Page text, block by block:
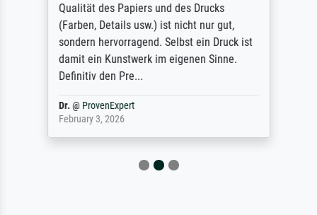
Qualität des Papiers und des Drucks
(Farben, Details usw.) ist nicht nur gut,
sondern hervorragend. Selbst ein Druck ist
damit ein Kunstwerk im eigenen Sinne.
Definitiv den Pre...
Dr.@ ProvenExpert
February 3, 2026